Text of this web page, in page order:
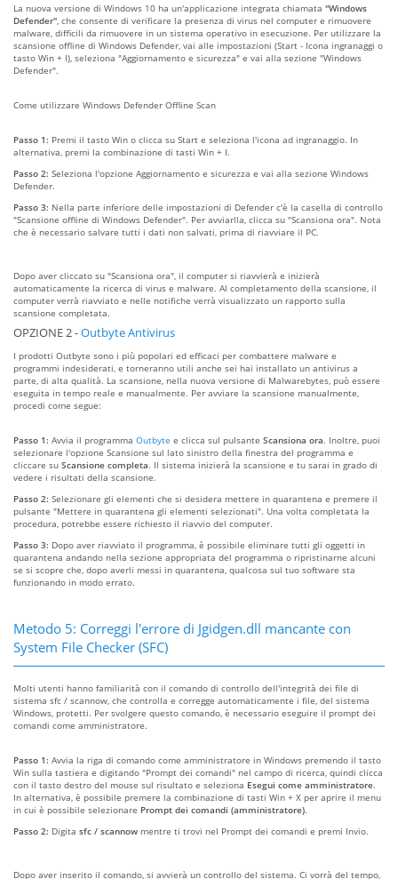
La nuova versione di Windows 10 ha un'applicazione integrata chiamata "Windows
Defender" , che consente di verificare la presenza di virus nel computer e rimuovere
malware, difficili da rimuovere in un sistema operativo in esecuzione. Per utilizzare la
scansione offline di Windows Defender, vai alle impostazioni (Start - Icona ingranaggi o
tasto Win + I), seleziona "Aggiornamento e sicurezza" e vai alla sezione "Windows
Defender".
Come utilizzare Windows Defender Offline Scan
Passo 1: Premi il tasto Win o clicca su Start e seleziona l'icona ad ingranaggio. In
alternativa, premi la combinazione di tasti Win + I.
Passo 2: Seleziona l'opzione Aggiornamento e sicurezza e vai alla sezione Windows
Defender.
Passo 3: Nella parte inferiore delle impostazioni di Defender c'è la casella di controllo
"Scansione offline di Windows Defender". Per avviarlla, clicca su "Scansiona ora". Nota
che è necessario salvare tutti i dati non salvati, prima di riavviare il PC.
Dopo aver cliccato su "Scansiona ora", il computer si riavvierà e inizierà
automaticamente la ricerca di virus e malware. Al completamento della scansione, il
computer verrà riavviato e nelle notifiche verrà visualizzato un rapporto sulla
scansione completata.
OPZIONE 2 -Outbyte Antivirus
I prodotti Outbyte sono i più popolari ed efficaci per combattere malware e
programmi indesiderati, e torneranno utili anche sei hai installato un antivirus a
parte, di alta qualità. La scansione, nella nuova versione di Malwarebytes, può essere
eseguita in tempo reale e manualmente. Per avviare la scansione manualmente,
procedi come segue:
Passo 1: Avvia il programma Outbyte e clicca sul pulsante Scansiona ora. Inoltre, puoi
selezionare l'opzione Scansione sul lato sinistro della finestra del programma e
cliccare su Scansione completa. Il sistema inizierà la scansione e tu sarai in grado di
vedere i risultati della scansione.
Passo 2: Selezionare gli elementi che si desidera mettere in quarantena e premere il
pulsante "Mettere in quarantena gli elementi selezionati". Una volta completata la
procedura, potrebbe essere richiesto il riavvio del computer.
Passo 3: Dopo aver riavviato il programma, è possibile eliminare tutti gli oggetti in
quarantena andando nella sezione appropriata del programma o ripristinarne alcuni
se si scopre che, dopo averli messi in quarantena, qualcosa sul tuo software sta
funzionando in modo errato.
Metodo 5: Correggi l'errore di Jgidgen.dll mancante con
System File Checker (SFC)
Molti utenti hanno familiarità con il comando di controllo dell'integrità dei file di
sistema sfc / scannow, che controlla e corregge automaticamente i file, del sistema
Windows, protetti. Per svolgere questo comando, è necessario eseguire il prompt dei
comandi come amministratore.
Passo 1: Avvia la riga di comando come amministratore in Windows premendo il tasto
Win sulla tastiera e digitando "Prompt dei comandi" nel campo di ricerca, quindi clicca
con il tasto destro del mouse sul risultato e seleziona Esegui come amministratore.
In alternativa, è possibile premere la combinazione di tasti Win + X per aprire il menu
in cui è possibile selezionare Prompt dei comandi (amministratore).
Passo 2: Digita sfc / scannow mentre ti trovi nel Prompt dei comandi e premi Invio.
Dopo aver inserito il comando, si avvierà un controllo del sistema. Ci vorrà del tempo,